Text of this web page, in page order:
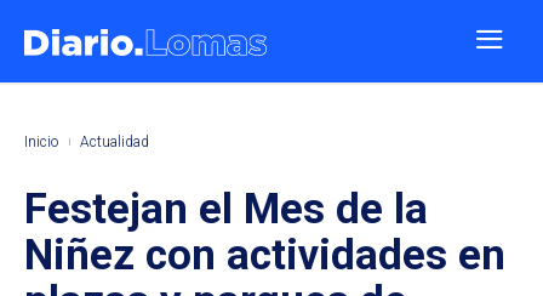
Inicio Actualidad
Festejan el Mes de la
Niñez con actividades en